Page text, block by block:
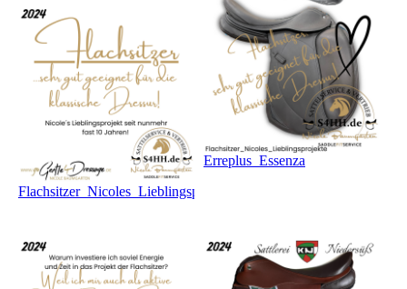
Flachsitzer_Nicoles_Lieblingsprojekt
Erreplus_Essenza